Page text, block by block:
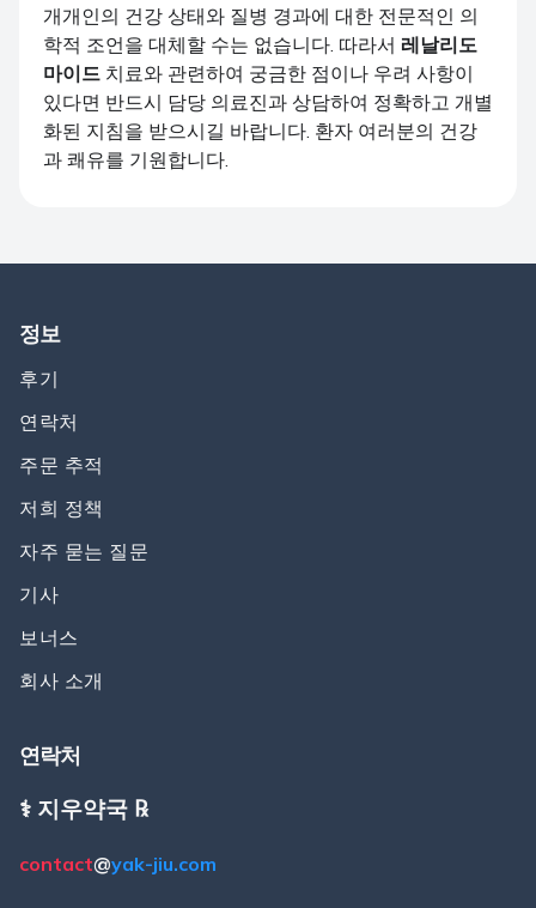
개개인의 건강 상태와 질병 경과에 대한 전문적인 의
학적 조언을 대체할 수는 없습니다. 따라서 레날리도
마이드 치료와 관련하여 궁금한 점이나 우려 사항이
있다면 반드시 담당 의료진과 상담하여 정확하고 개별
화된 지침을 받으시길 바랍니다. 환자 여러분의 건강
과 쾌유를 기원합니다.
정보
후기
연락처
주문 추적
저희 정책
자주 묻는 질문
기사
보너스
회사 소개
연락처
⚕️ 지우약국 ℞
contact@yak-jiu.com